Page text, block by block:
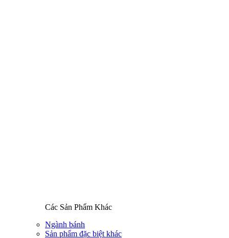
Các Sản Phẩm Khác
Ngành bánh
Sản phẩm đặc biệt khác